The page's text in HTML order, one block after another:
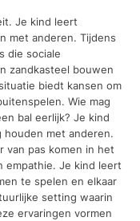
Je kind leert
met anderen. Tijdens
die sociale
zandkasteel bouwen
biedt kansen om
Wie mag
bal eerlijk? Je kind
met anderen.
van pas komen in het
empathie. Je kind leert
te spelen en elkaar
setting waarin
ervaringen vormen